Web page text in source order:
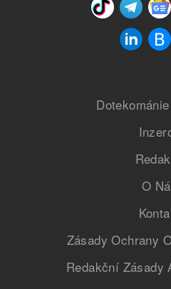
O
Zásady Ochrany
Redakční Zásady